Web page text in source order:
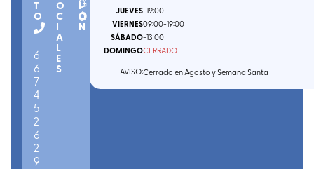
T
O
6
6
7
4
5
2
6
2
9
O
C
I
A
L
E
S
JUEVES-19:00
VIERNES09:00-19:00
SÁBADO-13:00
DOMINGOCERRADO
AVISO:Cerrado en Agosto y Semana Santa
I
Ó
N
0
G
O